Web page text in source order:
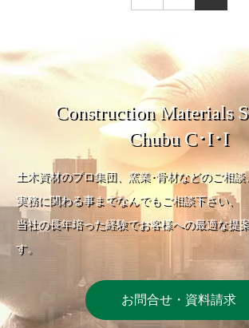
Construction Materials
Chubu C･I･I
土木資材のプロ集団、窯業･骨材などのご相
実務に関わる事までなんでもご相談下さい、
当社の長年培った経験でお客様への最適な提
す。
お問合せ・資料請求